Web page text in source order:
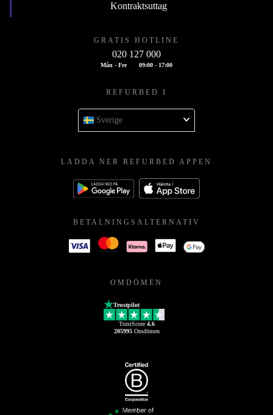
Kontraktsuttag
GRATIS HOTLINE
020 127 000
Mån - Fre 09:00 - 17:00
REFURBED I
Sverige
LADDA NER REFURBED APPEN
BETALNINGSALTERNATIV
OMDÖMEN
Trustpilot
TrustScore 4.6
205995Omdömen